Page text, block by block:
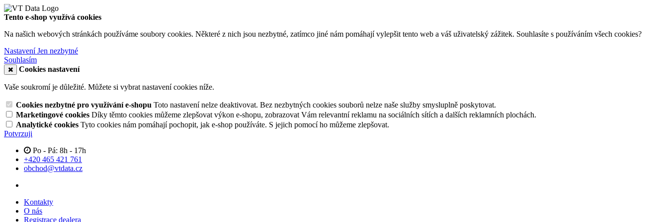
Tento e-shop využívá cookies
Na našich webových stránkách používáme soubory cookies. Některé z nich jsou nezbytné, zatímco jiné nám pomáhají vylepšit tento web a váš uživatelský zážitek. Souhlasíte s používáním všech cookies?
NastaveníJen nezbytné
Souhlasím
Cookies nastavení
Vaše soukromí je důležité. Můžete si vybrat nastavení cookies níže.
Cookies nezbytné pro využívání e-shopu Toto nastavení nelze deaktivovat. Bez nezbytných cookies souborů nelze naše služby smysluplně poskytovat.
Marketingové cookies Díky těmto cookies můžeme zlepšovat výkon e-shopu, zobrazovat Vám relevantní reklamu na sociálních sítích a dalších reklamních plochách.
Analytické cookies Tyto cookies nám pomáhají pochopit, jak e-shop používáte. S jejich pomocí ho můžeme zlepšovat.
Potvrzuji
Po - Pá: 8h - 17h
+420 465 421 761
obchod@vtdata.cz
Kontakty
O nás
Registrace dealera